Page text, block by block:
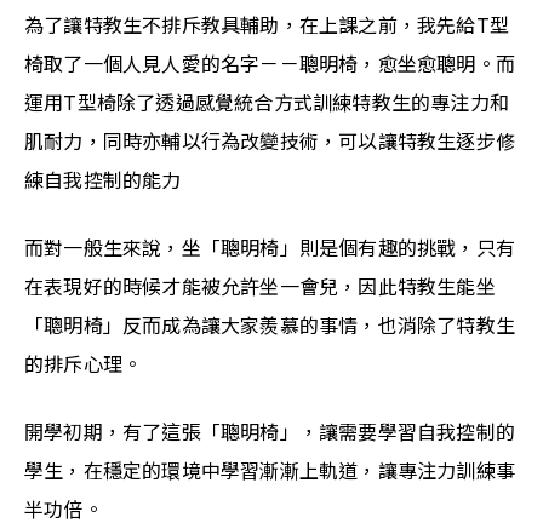
為了讓特教生不排斥教具輔助，在上課之前，我先給T型
椅取了一個人見人愛的名字－－聰明椅，愈坐愈聰明。而
運用T型椅除了透過感覺統合方式訓練特教生的專注力和
肌耐力，同時亦輔以行為改變技術，可以讓特教生逐步修
練自我控制的能力
而對一般生來說，坐「聰明椅」則是個有趣的挑戰，只有
在表現好的時候才能被允許坐一會兒，因此特教生能坐
「聰明椅」反而成為讓大家羨慕的事情，也消除了特教生
的排斥心理。
開學初期，有了這張「聰明椅」，讓需要學習自我控制的
學生，在穩定的環境中學習漸漸上軌道，讓專注力訓練事
半功倍。